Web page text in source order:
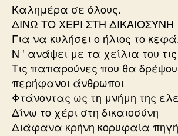
Καλημέρα σε όλους.
ΔΙΝΩ ΤΟ ΧΕΡΙ ΣΤΗ ΔΙΚΑΙΟΣΎΝΗ
Για να κυλήσει ο ήλιος το
Ν ‘ ανάψει με τα χείλια του
Τις παπαρούνες που θα
περήφανοι άνθρωποι
Φτάνοντας ως τη μνήμη της
Δίνω το χέρι στη δικαιοσύνη
Διάφανα κρήνη κορυφαία πηγή